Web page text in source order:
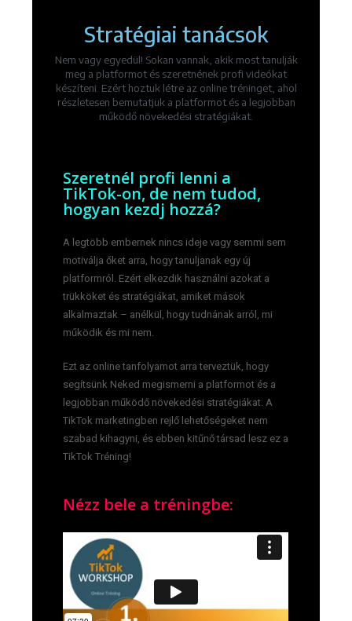
Stratégiai tanácsok
Nem vagy egyedül! Sokan vannak, akik most tanulják
meg a platformot és szeretnének profi videókat
készíteni. Ezért hoztuk létre az online tréninget, ahol
részletesen bemutatjuk a platformot és a legjobban
működő növekedési stratégiákat.
Szeretnél profi lenni a
TikTok-on, de nem tudod,
hogyan kezdj hozzá?
A legtöbb embernek nincs ideje vagy semmi sem
motiválja őket arra, hogy tanuljanak egy új
platformról. Ezért elkezdik használni azokat a
trükköket és stratégiákat, amiket mások
alkalmaztak – anélkül, hogy tudnának arról, mi
működik és mi nem.
Ezt az online tanfolyamot arra terveztük, hogy
segítsünk Neked megismerni a platformot és a
legjobban működő növekedési stratégiákat. A
TikTok marketingben rejlő lehetőségeket nem
szabad kihagyni, és ebben kitűnő társad lesz ez a
TikTok Tréning!
Nézz bele a tréningbe: